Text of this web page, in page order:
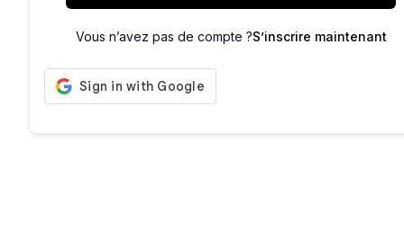
Vous n’avez pas de compte ?S’inscrire maintenant